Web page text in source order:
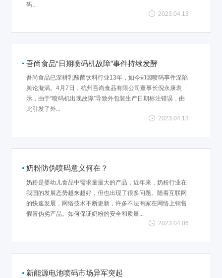
码...
2023.04.13
吾尚食品“日期喷码机故障”事件持续发酵
吾尚食品已深耕乳酸菌饮料行业13年，如今却因喷码事件深陷
舆论漩涡。4月7日，杭州吾尚食品有限公司董事长倪永康表
示，由于“喷码机出现故障”导致外包装生产日期标注错误，由
此引发了外...
2023.04.13
奶粉防伪喷码意义何在？
奶粉是婴幼儿食品中需求量最大的产品，近年来，奶粉行业在
我国的发展态势越来越好，但也出现了很多问题。随着互联网
的快速发展，网络技术不断更新，许多不法商家在网络上销售
假冒伪劣产品。如何保证奶粉的安全和质量...
2023.04.06
新能源电池喷码市场异军突起